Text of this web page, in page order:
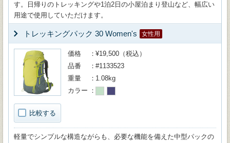
す。日帰りのトレッキングや1泊2日の小屋泊まり登山など、幅広い
用途で使用していただけます。
トレッキングパック 30 Women's 女性用
比較する
価格
¥19,500（税込）
品番
#1133523
重量
1.08kg
カラー
軽量でシンプルな構造ながらも、必要な機能を備えた中型パックの